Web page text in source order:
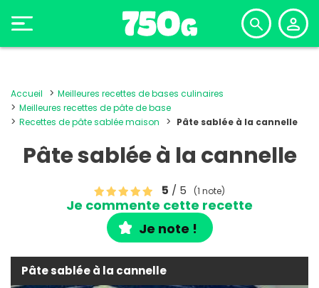
Accueil
Meilleures recettes de bases culinaires
Meilleures recettes de pâte de base
Recettes de pâte sablée maison
Pâte sablée à la cannelle
Pâte sablée à la cannelle
5 / 5 (1 note)
Je commente cette recette
Je note !
Pâte sablée à la cannelle